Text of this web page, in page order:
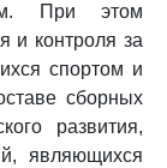
При этом
и контроля за
спортом и
сборных
развития,
являющихся